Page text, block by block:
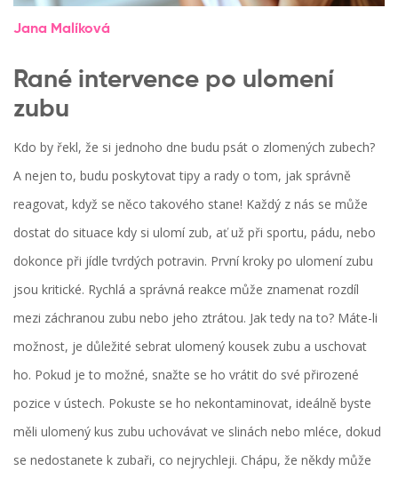
Jana Malíková
Rané intervence po ulomení
zubu
Kdo by řekl, že si jednoho dne budu psát o zlomených zubech?
A nejen to, budu poskytovat tipy a rady o tom, jak správně
reagovat, když se něco takového stane! Každý z nás se může
dostat do situace kdy si ulomí zub, ať už při sportu, pádu, nebo
dokonce při jídle tvrdých potravin. První kroky po ulomení zubu
jsou kritické. Rychlá a správná reakce může znamenat rozdíl
mezi záchranou zubu nebo jeho ztrátou. Jak tedy na to? Máte-li
možnost, je důležité sebrat ulomený kousek zubu a uschovat
ho. Pokud je to možné, snažte se ho vrátit do své přirozené
pozice v ústech. Pokuste se ho nekontaminovat, ideálně byste
měli ulomený kus zubu uchovávat ve slinách nebo mléce, dokud
se nedostanete k zubaři, co nejrychleji. Chápu, že někdy může